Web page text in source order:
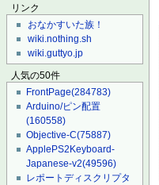
リンク
おなかすいた族！
wiki.nothing.sh
wiki.guttyo.jp
人気の50件
FrontPage(284783)
Arduino/ピン配置
(160558)
Objective-C(75887)
ApplePS2Keyboard-
Japanese-v2(49596)
レポートディスクリプタ